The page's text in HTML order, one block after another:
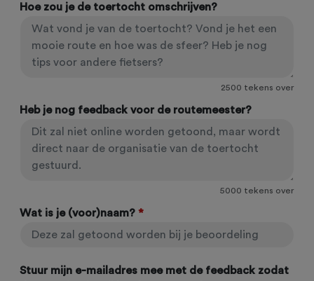
Hoe zou je de toertocht omschrijven?
2500 tekens over
Heb je nog feedback voor de routemeester?
5000 tekens over
Wat is je (voor)naam? *
Stuur mijn e-mailadres mee met de feedback zodat